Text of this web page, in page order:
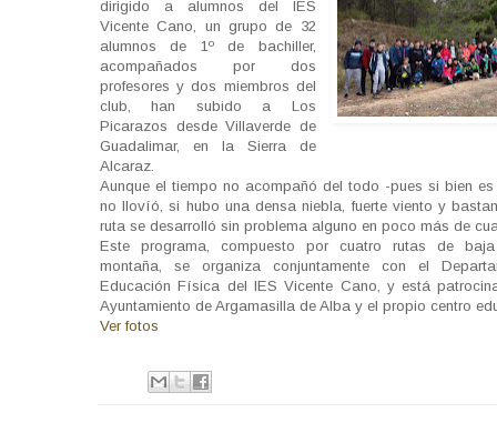
dirigido a alumnos del IES
Vicente Cano, un grupo de 32
alumnos de 1º de bachiller,
acompañados por dos
profesores y dos miembros del
club, han subido a Los
Picarazos desde Villaverde de
Guadalimar, en la Sierra de
Alcaraz.
Aunque el tiempo no acompañó del todo -pues si bien
no llovíó, si hubo una densa niebla, fuerte viento y
ruta se desarrolló sin problema alguno en poco más de
Este programa, compuesto por cuatro rutas de
montaña, se organiza conjuntamente con el
Educación Física del IES Vicente Cano, y está
Ayuntamiento de Argamasilla de Alba y el propio centro
Ver fotos